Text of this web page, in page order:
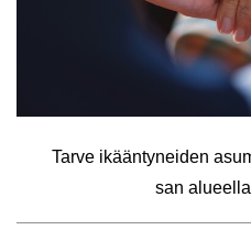
Tarve ikään­ty­nei­den
san